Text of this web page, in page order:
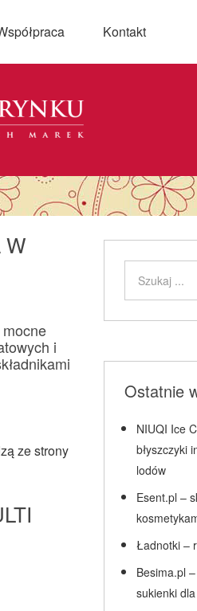
Kontakt
W
i
ze strony
Ostatnie
NIUQI Ice
błyszczyki
lodów
Esent.pl –
Ładnotki –
Besima.pl
sukienki